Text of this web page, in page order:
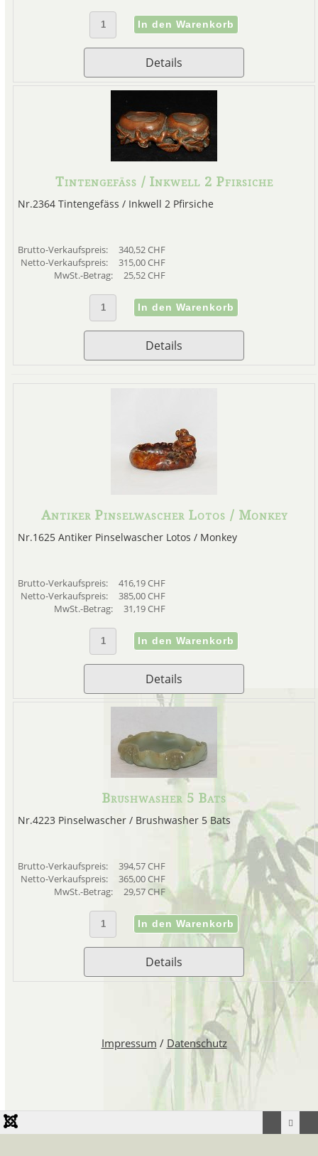
Details
Tintengefäss / Inkwell 2 Pfirsiche
Nr.2364 Tintengefäss / Inkwell 2 Pfirsiche
Brutto-Verkaufspreis:
340,52 CHF
Netto-Verkaufspreis:
315,00 CHF
MwSt.-Betrag:
25,52 CHF
Details
Antiker Pinselwascher Lotos / Monkey
Nr.1625 Antiker Pinselwascher Lotos / Monkey
Brutto-Verkaufspreis:
416,19 CHF
Netto-Verkaufspreis:
385,00 CHF
MwSt.-Betrag:
31,19 CHF
Details
Brushwasher 5 Bats
Nr.4223 Pinselwascher / Brushwasher 5 Bats
Brutto-Verkaufspreis:
394,57 CHF
Netto-Verkaufspreis:
365,00 CHF
MwSt.-Betrag:
29,57 CHF
Details
Impressum / Datenschutz